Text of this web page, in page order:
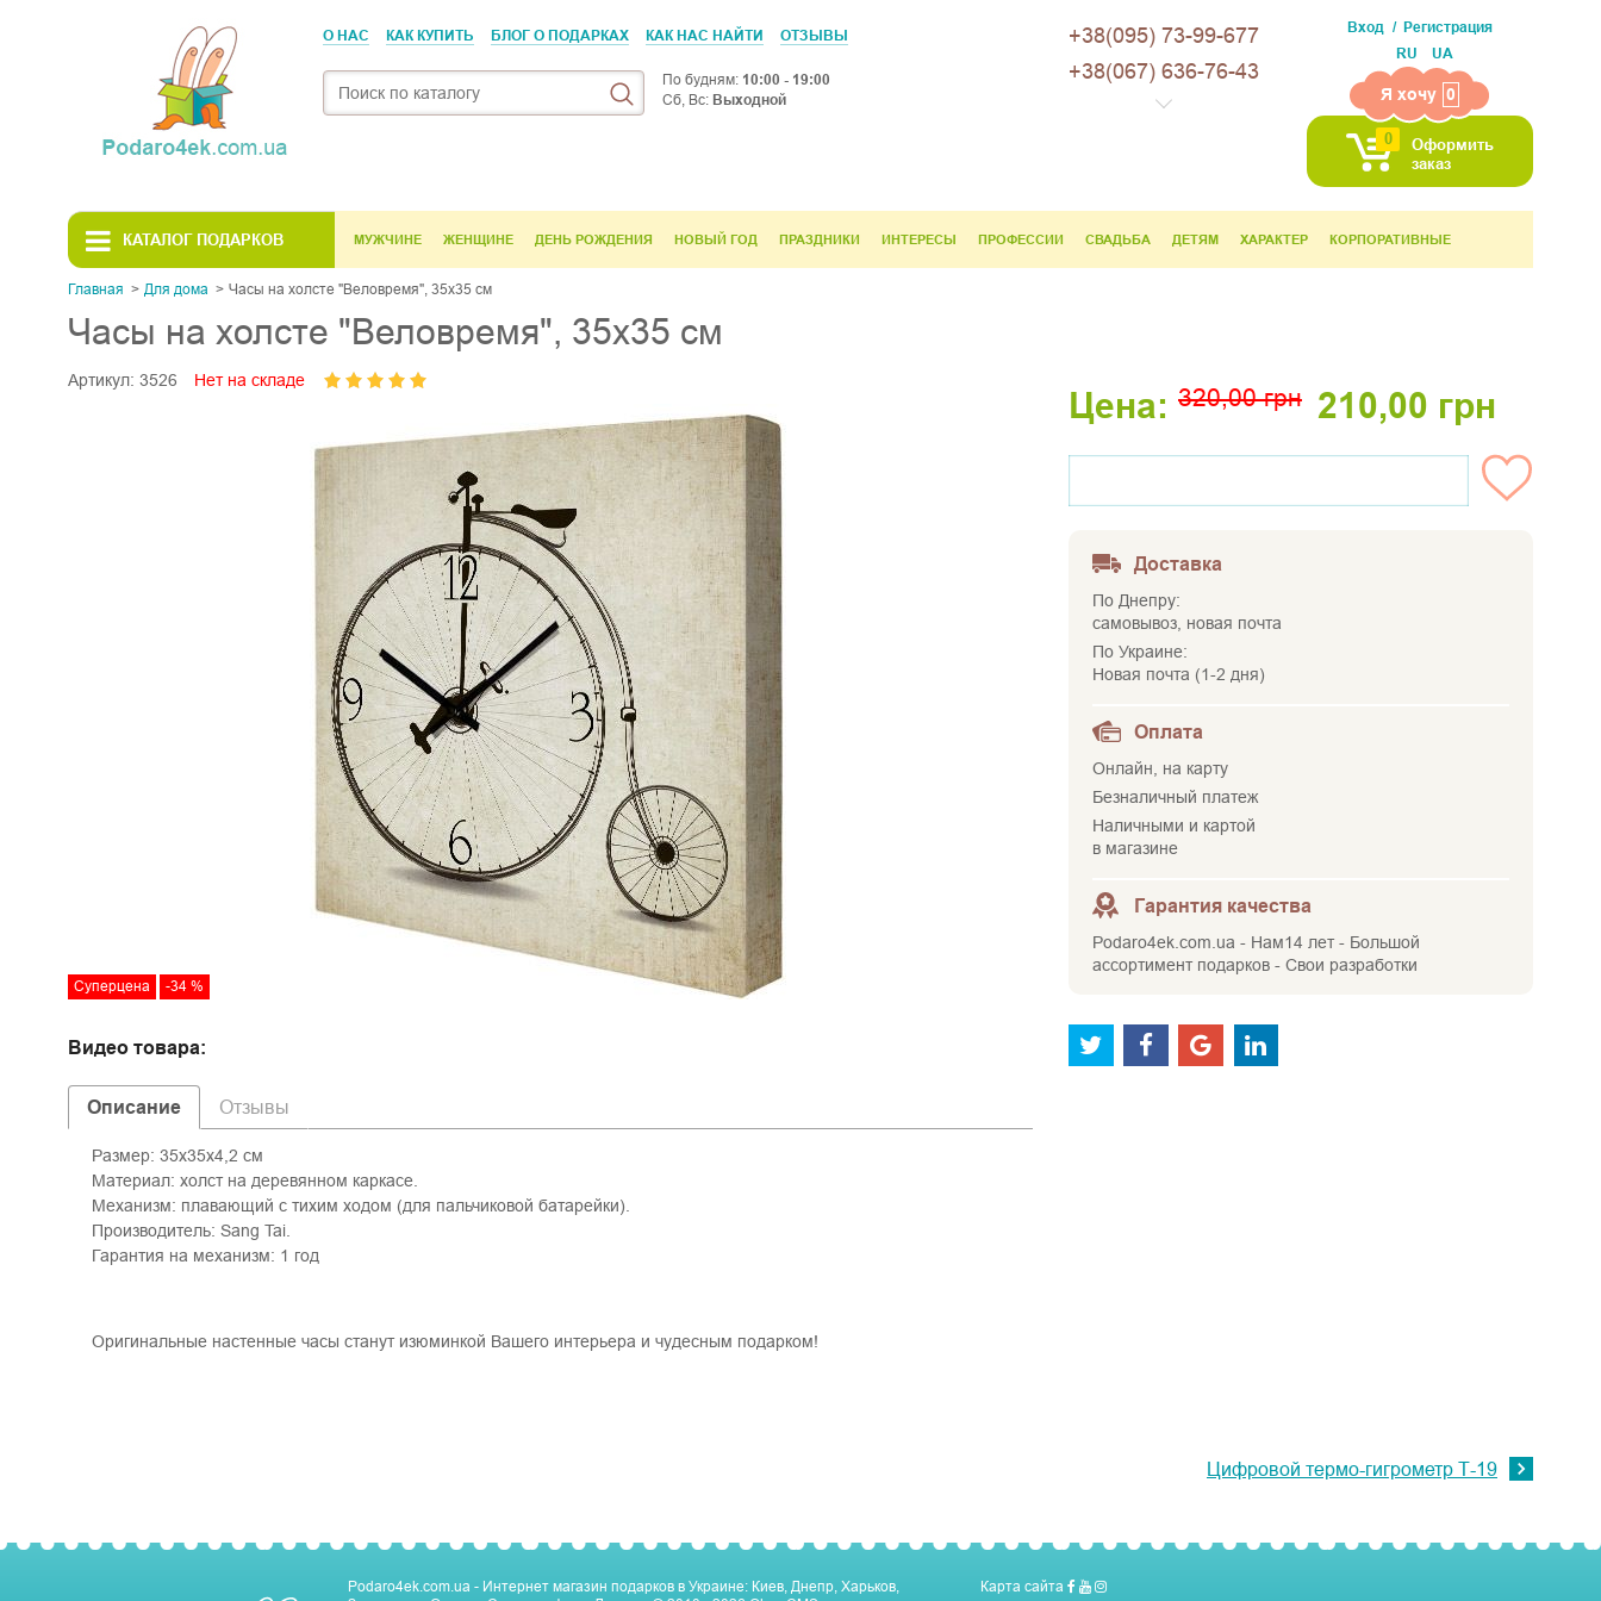
О НАС КАК КУПИТЬ БЛОГ О ПОДАРКАХ КАК НАС НАЙТИ ОТЗЫВЫ
По будням: 10:00 - 19:00
Сб, Вс: Выходной
+38(095) 73-99-677
+38(067) 636-76-43
Вход
Регистрация
RU
UA
Я хочу 0
0
Оформить
заказ
КАТАЛОГ ПОДАРКОВ МУЖЧИНЕ ЖЕНЩИНЕ ДЕНЬ РОЖДЕНИЯ НОВЫЙ ГОД ПРАЗДНИКИ ИНТЕРЕСЫ ПРОФЕССИИ СВАДЬБА ДЕТЯМ ХАРАКТЕР КОРПОРАТИВНЫЕ
Главная Для дома Часы на холсте "Веловремя", 35х35 см
Часы на холсте "Веловремя", 35х35 см
Артикул: 3526 Нет на складе
Суперцена -34 %
Видео товара:
Описание
Размер: 35х35х4,2 см
Материал: холст на деревянном каркасе.
Механизм: плавающий с тихим ходом (для пальчиковой батарейки).
Производитель: Sang Tai.
Гарантия на механизм: 1 год
Оригинальные настенные часы станут изюминкой Вашего интерьера и чудесным подарком!
Отзывы
Цена: 320,00 грн 210,00 грн
Доставка
По Днепру:
самовывоз, новая почта
По Украине:
Новая почта (1-2 дня)
Оплата
Онлайн, на карту
Безналичный платеж
Наличными и картой
в магазине
Гарантия качества
Podaro4ek.com.ua - Нам14 лет - Большой
ассортимент подарков - Свои разработки
Цифровой термо-гигрометр Т-19
Podaro4ek.com.ua - Интернет магазин подарков в Украине: Киев, Днепр, Харьков,
Карта сайта